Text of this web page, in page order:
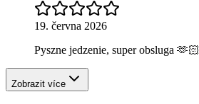
19. června 2026
Pyszne jedzenie, super obsluga 🫶🏻
Zobrazit více